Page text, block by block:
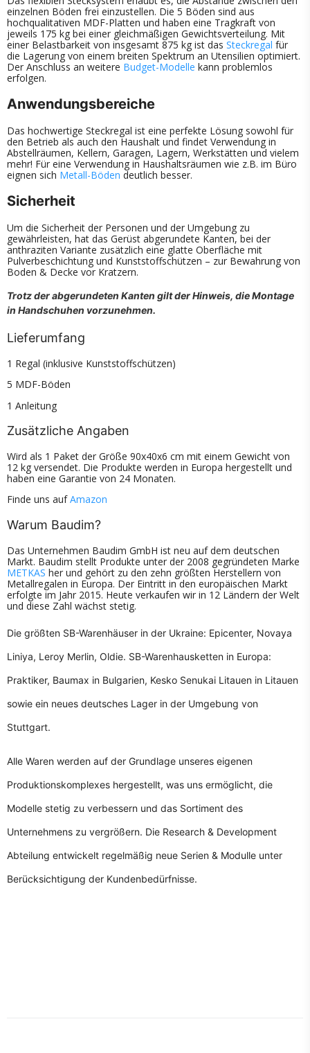
einzelnen Böden frei einzustellen. Die 5 Böden sind aus
hochqualitativen MDF-Platten und haben eine Tragkraft von
jeweils 175 kg bei einer gleichmäßigen Gewichtsverteilung. Mit
einer Belastbarkeit von insgesamt 875 kg ist das Steckregal für
die Lagerung von einem breiten Spektrum an Utensilien optimiert.
Der Anschluss an weitere Budget-Modelle kann problemlos
erfolgen.
Anwendungsbereiche
Das hochwertige Steckregal ist eine perfekte Lösung sowohl für
den Betrieb als auch den Haushalt und findet Verwendung in
Abstellräumen, Kellern, Garagen, Lagern, Werkstätten und vielem
mehr! Für eine Verwendung in Haushaltsräumen wie z.B. im Büro
eignen sich Metall-Böden deutlich besser.
Sicherheit
Um die Sicherheit der Personen und der Umgebung zu
gewährleisten, hat das Gerüst abgerundete Kanten, bei der
anthraziten Variante zusätzlich eine glatte Oberfläche mit
Pulverbeschichtung und Kunststoffschützen – zur Bewahrung von
Boden & Decke vor Kratzern.
Trotz der abgerundeten Kanten gilt der Hinweis, die Montage
in Handschuhen vorzunehmen.
Lieferumfang
1 Regal (inklusive Kunststoffschützen)
5 MDF-Böden
1 Anleitung
Zusätzliche Angaben
Wird als 1 Paket der Größe 90x40x6 cm mit einem Gewicht von
12 kg versendet. Die Produkte werden in Europa hergestellt und
haben eine Garantie von 24 Monaten.
Finde uns aufAmazon
Warum Baudim?
Das Unternehmen Baudim GmbH ist neu auf dem deutschen
Markt. Baudim stellt Produkte unter der 2008 gegründeten Marke
METKAS her und gehört zu den zehn größten Herstellern von
Metallregalen in Europa. Der Eintritt in den europäischen Markt
erfolgte im Jahr 2015. Heute verkaufen wir in 12 Ländern der Welt
und diese Zahl wächst stetig.
Die größten SB-Warenhäuser in der Ukraine: Epicenter, Novaya
Liniya, Leroy Merlin, Oldie. SB-Warenhausketten in Europa:
Praktiker, Baumax in Bulgarien, Kesko Senukai Litauen in Litauen
sowie ein neues deutsches Lager in der Umgebung von
Stuttgart.
Alle Waren werden auf der Grundlage unseres eigenen
Produktionskomplexes hergestellt, was uns ermöglicht, die
Modelle stetig zu verbessern und das Sortiment des
Unternehmens zu vergrößern. Die Research & Development
Abteilung entwickelt regelmäßig neue Serien & Modulle unter
Berücksichtigung der Kundenbedürfnisse.